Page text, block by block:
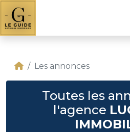
Les annonces
Toutes les
l'agence